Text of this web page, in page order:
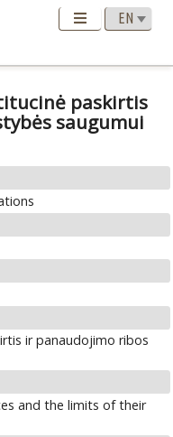
paskirtis
saugumui
ir panaudojimo ribos
and the limits of their